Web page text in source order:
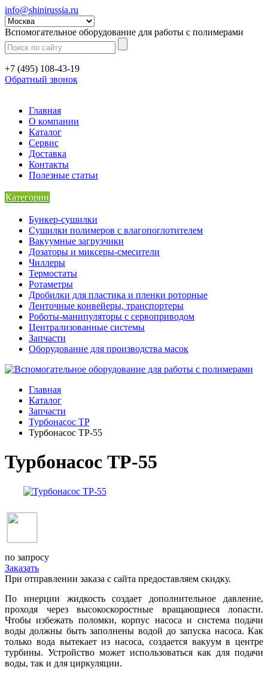
info@shinirussia.ru
Вспомогательное оборудование для работы с полимерами
+7 (495) 108-43-19
Обратный звонок
Главная
О компании
Каталог
Сервис
Доставка
Контакты
Полезные статьи
Категории
Бункер-сушилки
Сушилки полимеров с влагопоглотителем
Вакуумные загрузчики
Дозаторы и миксеры-смесители
Чиллеры
Термостаты
Ротаметры
Дробилки для пластика и пленки роторные
Ленточные конвейеры, транспортеры
Роботы-манипуляторы с сервоприводом
Централизованные системы
Запчасти
Оборудование для производства масок
Главная
Каталог
Запчасти
Турбонасос TP
Турбонасос TP-55
Турбонасос TP-55
по запросу
Заказать
При отправлении заказа с сайта предоставляем скидку.
По инерции жидкость создает дополнительное давление,
проходя через высокоскоростные вращающиеся лопасти.
Чтобы избежать поломки, корпус насоса и система подачи
воды должны быть заполнены водой до запуска насоса. Как
только вода вытекает из насоса, создается вакуум в центре
турбины. Устройство может использоваться как для подачи
воды, так и для циркуляции.